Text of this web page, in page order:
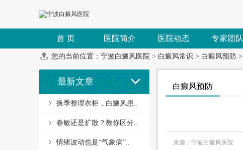
首 页 医院简介 医院动态 专家团队
您的当前位置： 宁波白癜风医院 > 白癜风常识 > 白癜风预防 >
最新文章
换季整理衣柜，白癜风患..
春敏还是扩散？教你区分..
情绪波动也是“气象病”..
白癜风预防
来源：宁波白癜风医院